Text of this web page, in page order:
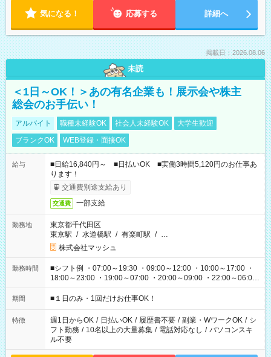
気になる！ 応募する 詳細へ
掲載日：2026.08.06
未読
＜1日～OK！＞あの有名企業も！展示会や株主
総会のお手伝い！
アルバイト 職種未経験OK 社会人未経験OK
大学生歓迎
ブランクOK
WEB登録・面接OK
給与
■日給16,840円～ ■日払いOK ■実働3時間5,120円のお仕事あ
ります！
交通費別途支給あり
交通費 一部支給
勤務地
東京都千代田区
東京駅 / 水道橋駅 / 有楽町駅 / …
株式会社マッシュ
勤務時間
■シフト例 ・07:00～19:30 ・09:00～12:00 ・10:00～17:00 ・
18:00～23:00 ・19:00～07:00 ・20:00～09:00 ・22:00～06:00
etc ★最短で3時間で5,120円のお仕事から 15時間で2万円近く稼
げるお仕事も！ ご希望のお時間に合わせてご紹介！ ※シフトは
ください！
期間 ■１日のみ・1回だけお仕事OK！
特徴 週1日からOK / 日払いOK / 履歴書不要 / 副業・WワークOK / シ
フト勤務 / 10名以上の大量募集 / 電話対応なし / パソコンスキ
ル不要